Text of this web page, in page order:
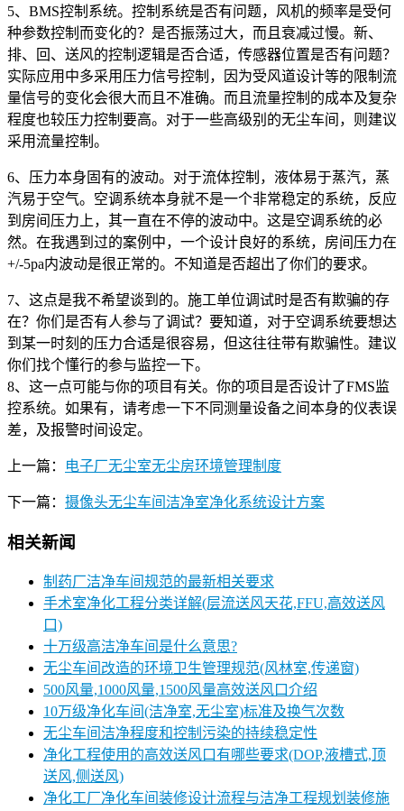
5、BMS控制系统。控制系统是否有问题，风机的频率是受何
种参数控制而变化的？是否振荡过大，而且衰减过慢。新、
排、回、送风的控制逻辑是否合适，传感器位置是否有问题？
实际应用中多采用压力信号控制，因为受风道设计等的限制流
量信号的变化会很大而且不准确。而且流量控制的成本及复杂
程度也较压力控制要高。对于一些高级别的无尘车间，则建议
采用流量控制。
6、压力本身固有的波动。对于流体控制，液体易于蒸汽，蒸
汽易于空气。空调系统本身就不是一个非常稳定的系统，反应
到房间压力上，其一直在不停的波动中。这是空调系统的必
然。在我遇到过的案例中，一个设计良好的系统，房间压力在
+/-5pa内波动是很正常的。不知道是否超出了你们的要求。
7、这点是我不希望谈到的。施工单位调试时是否有欺骗的存
在？你们是否有人参与了调试？要知道，对于空调系统要想达
到某一时刻的压力合适是很容易，但这往往带有欺骗性。建议
你们找个懂行的参与监控一下。
8、这一点可能与你的项目有关。你的项目是否设计了FMS监
控系统。如果有，请考虑一下不同测量设备之间本身的仪表误
差，及报警时间设定。
上一篇： 电子厂无尘室无尘房环境管理制度
下一篇： 摄像头无尘车间洁净室净化系统设计方案
相关新闻
制药厂洁净车间规范的最新相关要求
手术室净化工程分类详解(层流送风天花,FFU,高效送风
口)
十万级高洁净车间是什么意思?
无尘车间改造的环境卫生管理规范(风林室,传递窗)
500风量,1000风量,1500风量高效送风口介绍
10万级净化车间(洁净室,无尘室)标准及换气次数
无尘车间洁净程度和控制污染的持续稳定性
净化工程使用的高效送风口有哪些要求(DOP,液槽式,顶
送风,侧送风)
净化工厂净化车间装修设计流程与洁净工程规划装修施